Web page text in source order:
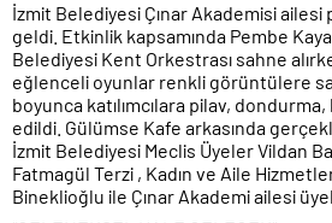
İzmit Belediyesi Çınar Akademisi
geldi. Etkinlik kapsamında Pembe
Belediyesi Kent Orkestrası sahne
eğlenceli oyunlar renkli görüntülere
boyunca katılımcılara pilav,
edildi. Gülümse Kafe arkasında
İzmit Belediyesi Meclis Üyeler Vildan
Fatmagül Terzi , Kadın ve Aile
Bineklioğlu ile Çınar Akademi ailesi